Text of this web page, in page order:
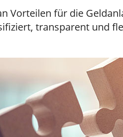
Vorteilen für die
transparent und